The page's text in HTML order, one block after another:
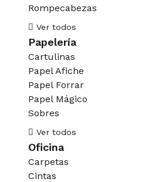
Rompecabezas
Ver todos
Papelería
Cartulinas
Papel Afiche
Papel Forrar
Papel Mágico
Sobres
Ver todos
Oficina
Carpetas
Cintas